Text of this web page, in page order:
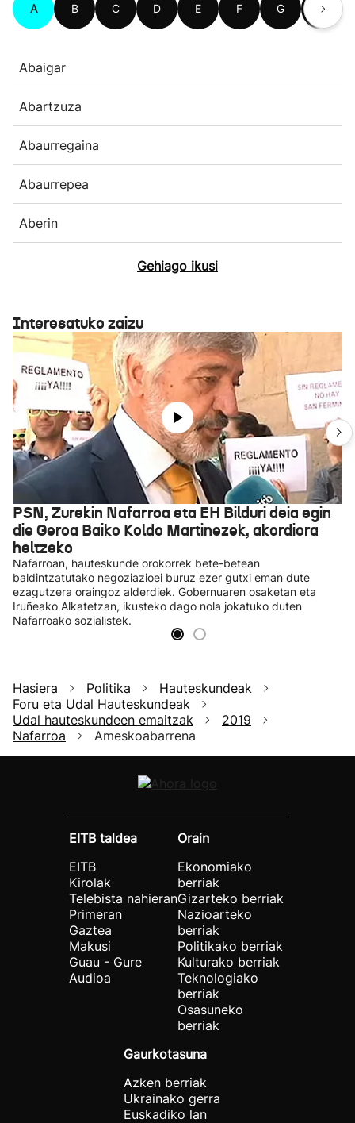
A B C D E F G H
Abaigar
Abartzuza
Abaurregaina
Abaurrepea
Aberin
Gehiago ikusi
Interesatuko zaizu
PSN, Zurekin Nafarroa eta EH Bilduri deia egin
die Geroa Baiko Koldo Martinezek, akordiora
heltzeko
Nafarroan, hauteskunde orokorrek bete-betean
baldintzatutako negoziazioei buruz ezer gutxi eman dute
ezagutzera oraingoz alderdiek. Gobernuaren osaketan eta
Iruñeako Alkatetzan, ikusteko dago nola jokatuko duten
Nafarroako sozialistek.
Hasiera Politika
Hauteskundeak
Foru eta Udal Hauteskundeak
Udal hauteskundeen emaitzak
2019
Nafarroa
Ameskoabarrena
EITB taldea
EITB
Kirolak
Telebista nahieran
Primeran
Gaztea
Makusi
Guau - Gure
Audioa
Orain
Ekonomiako
berriak
Gizarteko berriak
Nazioarteko
berriak
Politikako berriak
Kulturako berriak
Teknologiako
berriak
Osasuneko
berriak
Gaurkotasuna
Azken berriak
Ukrainako gerra
Euskadiko lan